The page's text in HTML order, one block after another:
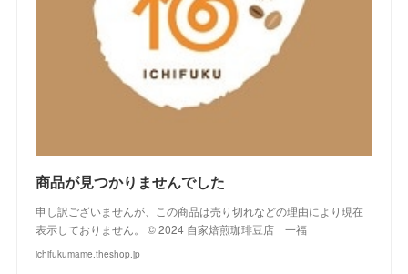
商品が見つかりませんでした
申し訳ございませんが、この商品は売り切れなどの理由により現在
表示しておりません。 © 2024 自家焙煎珈琲豆店 一福
ichifukumame.theshop.jp